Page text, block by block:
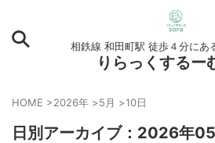
相鉄線 和田町駅 徒歩４分にあ
りらっくするー
HOME >2026年 >5月 >10日
日別アーカイブ：2026年